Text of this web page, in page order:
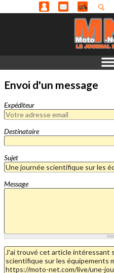
Envoi d'un message
Expéditeur
Destinataire
Sujet
Message